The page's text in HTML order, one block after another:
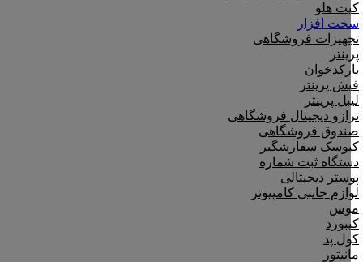
کیت هلو
سخت افزار
تجهیزات فروشگاهی
پرینتر
بارکدخوان
فیش پرینتر
لیبل پرینتر
ترازو دیجیتال فروشگاهی
صندوق فروشگاهی
کیوسک سفارشگیر
دستگاه ثبت شماره
پوستر دیجیتالی
لوازم جانبی کامپیوتر
موس
کیبورد
کول پد
مانیتور